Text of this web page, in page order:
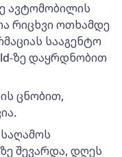
ავტომობილის
რიცხვი ოთხამდე
სააგენტო
ზე დაყრდნობით
ცნობით,
შევარდა, დღეს